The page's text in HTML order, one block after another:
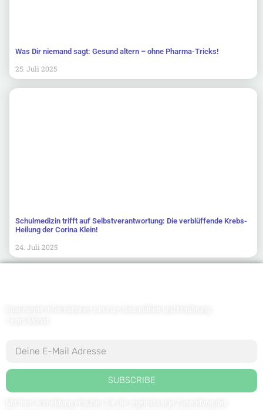
Was Dir niemand sagt: Gesund altern – ohne Pharma-Tricks!
25. Juli 2025
Schulmedizin trifft auf Selbstverantwortung: Die verblüffende Krebs-
Heilung der Corina Klein!
24. Juli 2025
SUBSCRIBE